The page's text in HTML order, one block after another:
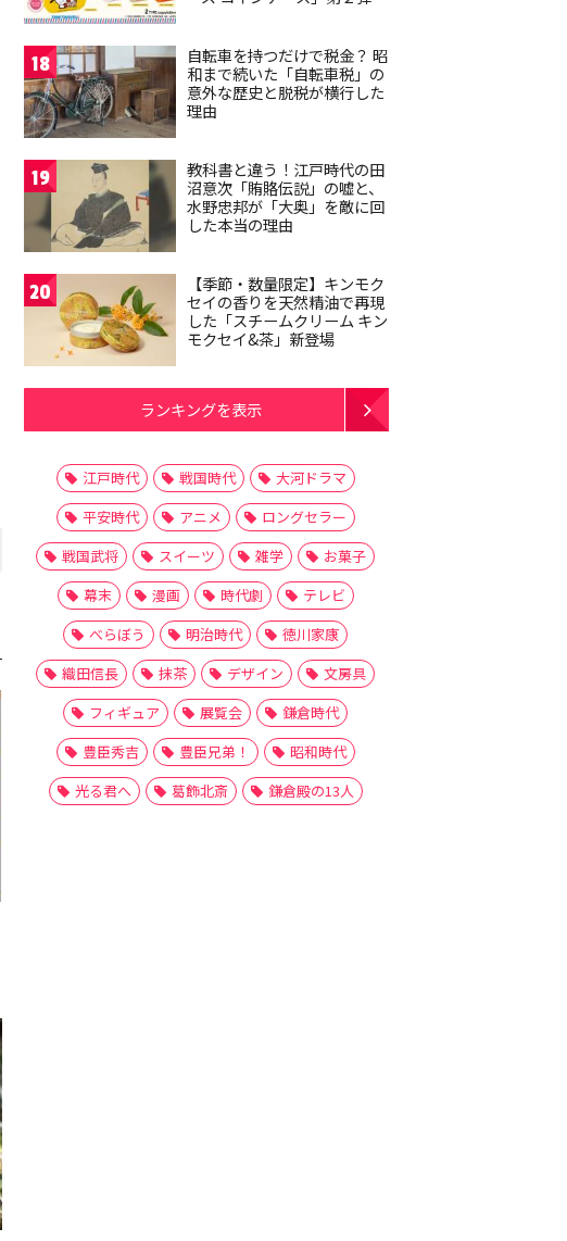
18
自転車を持つだけで税金？ 昭
和まで続いた「自転車税」の
意外な歴史と脱税が横行した
理由
19
教科書と違う！江戸時代の田
沼意次「賄賂伝説」の嘘と、
水野忠邦が「大奥」を敵に回
した本当の理由
20
【季節・数量限定】キンモク
セイの香りを天然精油で再現
した「スチームクリーム キン
モクセイ&茶」新登場
ランキングを表示
江戸時代 戦国時代
大河ドラマ
平安時代
アニメ
ロングセラー
戦国武将
スイーツ 雑学
お菓子
幕末
漫画 時代劇
テレビ
べらぼう
明治時代
徳川家康
織田信長
抹茶 デザイン
文房具
フィギュア
展覧会
鎌倉時代
豊臣秀吉
豊臣兄弟！
昭和時代
光る君へ
葛飾北斎 鎌倉殿の13人